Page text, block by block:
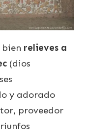
bien relieves a
(dios
y adorado
proveedor